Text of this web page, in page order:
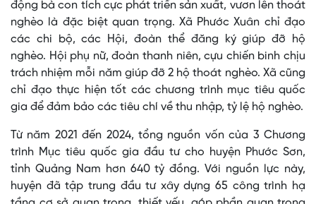
động bà con tích cực phát triển sản xuất, vươn lên thoát
nghèo là đặc biệt quan trọng. Xã Phước Xuân chỉ đạo
các chi bộ, các Hội, đoàn thể đăng ký giúp đỡ hộ
nghèo. Hội phụ nữ, đoàn thanh niên, cựu chiến binh chịu
trách nhiệm mỗi năm giúp đỡ 2 hộ thoát nghèo. Xã cũng
chỉ đạo thực hiện tốt các chương trình mục tiêu quốc
gia để đảm bảo các tiêu chí về thu nhập, tỷ lệ hộ nghèo.
Từ năm 2021 đến 2024, tổng nguồn vốn của 3 Chương
trình Mục tiêu quốc gia đầu tư cho huyện Phước Sơn,
tỉnh Quảng Nam hơn 640 tỷ đồng. Với nguồn lực này,
huyện đã tập trung đầu tư xây dựng 65 công trình hạ